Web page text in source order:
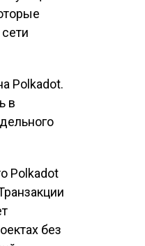
Polkadot.
в
Polkadot
без